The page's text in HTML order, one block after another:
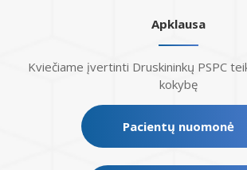
Apklausa
Kviečiame įvertinti Druskininkų PSPC
kokybę
Pacientų nuomonė